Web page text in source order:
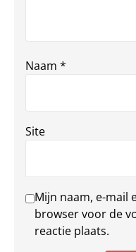
Naam *
Site
Mijn naam, e-mail
browser voor de
reactie plaats.